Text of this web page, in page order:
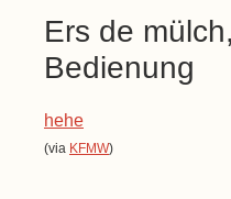
Ers de
Bedienung
hehe
(via KFMW)